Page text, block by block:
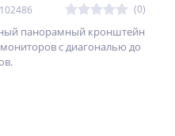
(0)
панорамный кронштейн
с диагональю до